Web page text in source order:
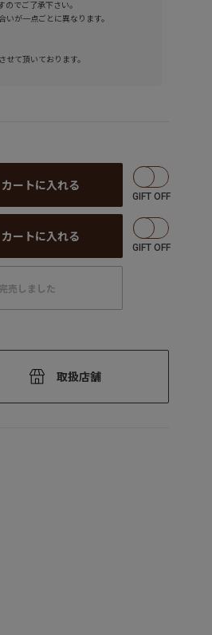
でご了承下さい。
が一点ごとに異なります。
て頂いております。
カートに入れる
カートに入れる
完売しました
取扱店舗